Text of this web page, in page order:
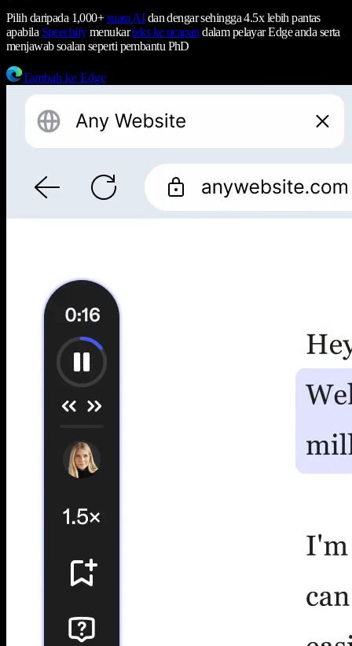
Pilih daripada 1,000+suara AIdan dengar sehingga 4.5x lebih pantas
apabila Speechifymenukarteks ke ucapan dalam pelayar Edge anda serta
menjawab soalan seperti pembantu PhD
Tambah ke Edge